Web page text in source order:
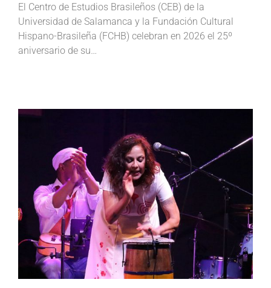
El Centro de Estudios Brasileños (CEB) de la
Universidad de Salamanca y la Fundación Cultural
Hispano-Brasileña (FCHB) celebran en 2026 el 25º
aniversario de su…